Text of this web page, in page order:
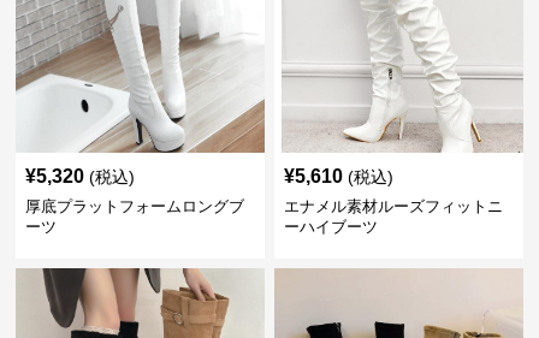
¥5,320 (税込)
厚底プラットフォームロングブ
ーツ
¥5,610 (税込)
エナメル素材ルーズフィットニ
ーハイブーツ